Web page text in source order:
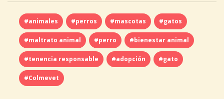
#animales #perros #mascotas #gatos
#maltrato animal #perro #bienestar animal
#tenencia responsable #adopción #gato
#Colmevet